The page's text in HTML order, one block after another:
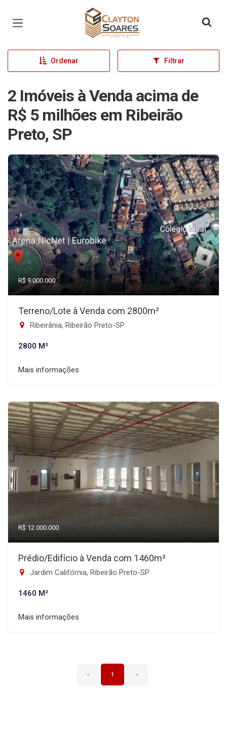
Página inicial
Ordenar Filtrar
2 Imóveis à Venda acima de
R$ 5 milhões em Ribeirão
Preto, SP
R$ 9.000.000
Terreno/Lote à Venda com 2800m²
Ribeirânia, Ribeirão Preto-SP
2800 M²
Mais informações
R$ 12.000.000
Prédio/Edifício à Venda com 1460m²
Jardim Califórnia, Ribeirão Preto-SP
1460 M²
Mais informações
‹ 1 ›